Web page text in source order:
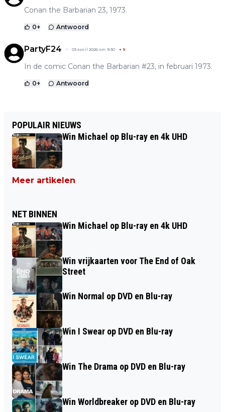
Conan the Barbarian 23, 1973.
0+ Antwoord
PartyF24 03 april 2026 om 9:30 + 9
In de comic Conan the Barbarian #23, in februari 1973.
0+ Antwoord
POPULAIR NIEUWS
Win Michael op Blu-ray en 4k UHD
Meer artikelen
NET BINNEN
Win Michael op Blu-ray en 4k UHD
Win vrijkaarten voor The End of Oak
Street
Win Normal op DVD en Blu-ray
Win I Swear op DVD en Blu-ray
Win The Drama op DVD en Blu-ray
Win Worldbreaker op DVD en Blu-ray